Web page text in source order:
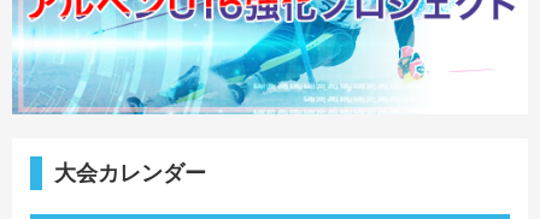
大会カレンダー